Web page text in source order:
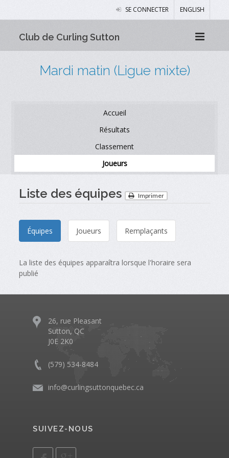
SE CONNECTER ENGLISH
Club de Curling Sutton
Mardi matin (Ligue mixte)
Accueil
Résultats
Classement
Joueurs
Liste des équipes Imprimer
Équipes Joueurs Remplaçants
La liste des équipes apparaîtra lorsque l'horaire sera
publié
26, rue Pleasant
Sutton, QC
J0E 2K0
(579) 534-8484
info@curlingsuttonquebec.ca
SUIVEZ-NOUS